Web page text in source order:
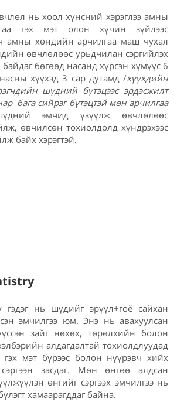
нь хоол хүнсний хэрэглээ амны
гэх мэт олон хүчин зүйлээс
амны хөндийн арчилгаа маш чухал
өвчлөлөөс урьдчилан сэргийлэх
бөгөөд насанд хүрсэн хүмүүс 6
хүүхэд 3 сар дутамд /хүүхдийн
шүдний бүтэцээс эрдэсжилт
бага сийрэг бүтэцтэй мөн арчилгаа
эмчид үзүүлж өвчлөлөөс
өвчилсөн тохиолдолд хүндрэхээс
байх хэрэгтэй.
гэдэг нь шүдийг эрүүл+гоё сайхан
эмчилгээ юм. Энэ нь авахуулсан
зайг нөхөх, төрөлхийн болон
алдагдалтай тохиолдлуудад
мэт бүрээс болон нүүрэвч хийх
засдаг. Мөн өнгөө алдсан
өнгийг сэргээх эмчилгээ нь
хамаарагддаг байна.